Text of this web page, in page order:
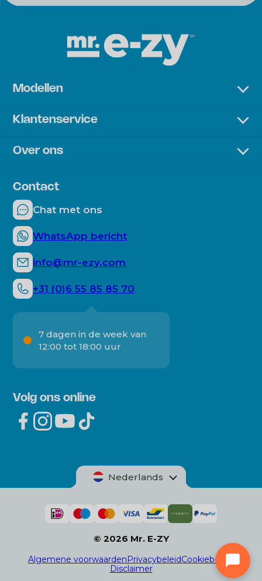
Modellen
Sunbed
Klantenservice
Retourneren
Hoe werkt de Mr. E-ZY?
Over ons
Duurzaamheid
Mr. E-ZY moments
Contact
Chat met ons
WhatsApp bericht
info@mr-ezy.com
+31 (0)6 55 85 85 70
7 dagen in de week van
12:00 tot 18:00 uur
Volg ons online
Nederlands
© 2026 Mr. E-ZY
Algemene voorwaardenPrivacybeleidCookiebeleid
Disclaimer